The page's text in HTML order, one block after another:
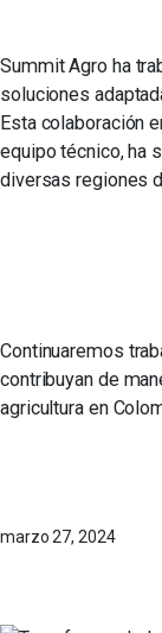
Summit Agro ha
soluciones
Esta colaboración
equipo técnico, ha
diversas regiones
Continuaremos
contribuyan de
agricultura en
marzo 27, 2024